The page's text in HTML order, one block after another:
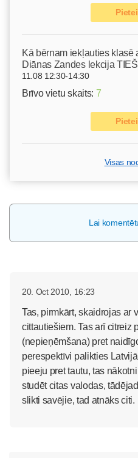
Kā bērnam iekļauties klasē
Diānas Zandes lekcija
11.08 12:30-14:30
Brīvo vietu skaits: 7
Visas
Lai
20. Oct 2010, 16:23
Tas, pirmkārt, skaidrojas ar
cittautiešiem. Tas arī citreiz
(nepieņēmšana) pret
perespektīvi palikties
pieeju pret tautu, tas
studēt citas valodas,
slikti savējie, tad atnāks citi.